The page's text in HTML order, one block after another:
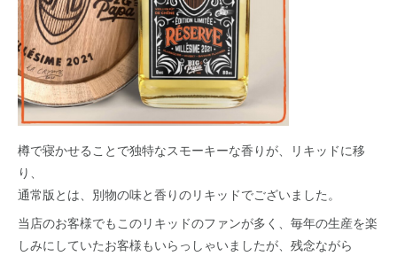
樽で寝かせることで独特なスモーキーな香りが、リキッドに移
り、
通常版とは、別物の味と香りのリキッドでございました。
当店のお客様でもこのリキッドのファンが多く、毎年の生産を楽
しみにしていたお客様もいらっしゃいましたが、残念ながら